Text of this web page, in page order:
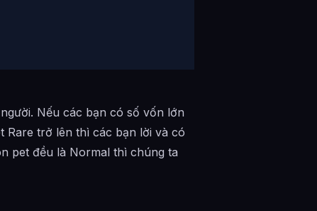
Nếu các bạn có số vốn lớn
Rare trở lên thì các bạn lời và có
pet đều là Normal thì chúng ta